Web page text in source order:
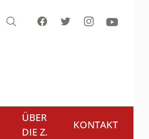
Search FacebookTwitterInstagramYoutube
ÜBER
DIE Z.
KONTAKT